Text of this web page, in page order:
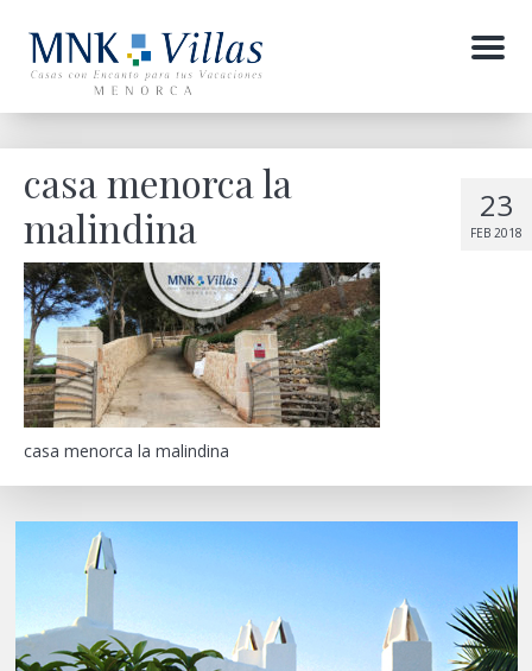
Menu
23
FEB 2018
casa menorca la
malindina
casa menorca la malindina